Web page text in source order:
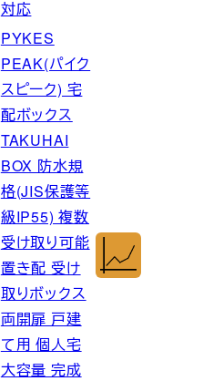
対応
PYKES
PEAK(パイク
スピーク) 宅
配ボックス
TAKUHAI
BOX 防水規
格(JIS保護等
級IP55) 複数
受け取り可能
置き配 受け
取りボックス
両開扉 戸建
て用 個人宅
大容量 完成